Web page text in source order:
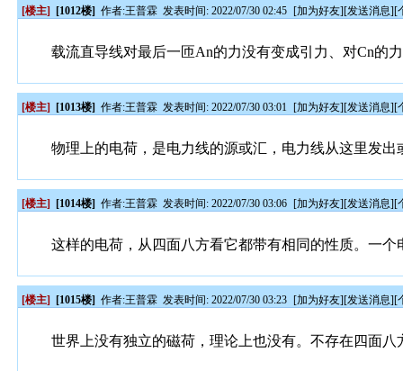
[楼主] [1012楼] 作者:王普霖 发表时间: 2022/07/30 02:45 [加为好友][发送消息][
载流直导线对最后一匝An的力没有变成引力、对Cn的
[楼主] [1013楼] 作者:王普霖 发表时间: 2022/07/30 03:01 [加为好友][发送消息][
物理上的电荷，是电力线的源或汇，电力线从这里发
[楼主] [1014楼] 作者:王普霖 发表时间: 2022/07/30 03:06 [加为好友][发送消息][
这样的电荷，从四面八方看它都带有相同的性质。一
[楼主] [1015楼] 作者:王普霖 发表时间: 2022/07/30 03:23 [加为好友][发送消息][
世界上没有独立的磁荷，理论上也没有。不存在四面八